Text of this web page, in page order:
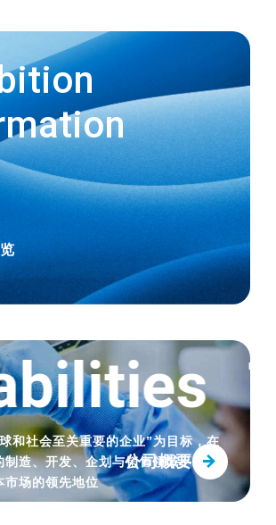
与胶管组合，提高安全性和可
S100℃ HOSE专
TC3-FST型”全
】使用源自天然资源的原料，环
PRO 胶管”全新发售
通过氟与硅酮的乘数效应，耐
大幅提高。“FUSSOTHERMO-
发售
和社会至关重要的企业”为目标，在
制造、开发、企划与销售领域不断精
市场的领先地位
公司概要